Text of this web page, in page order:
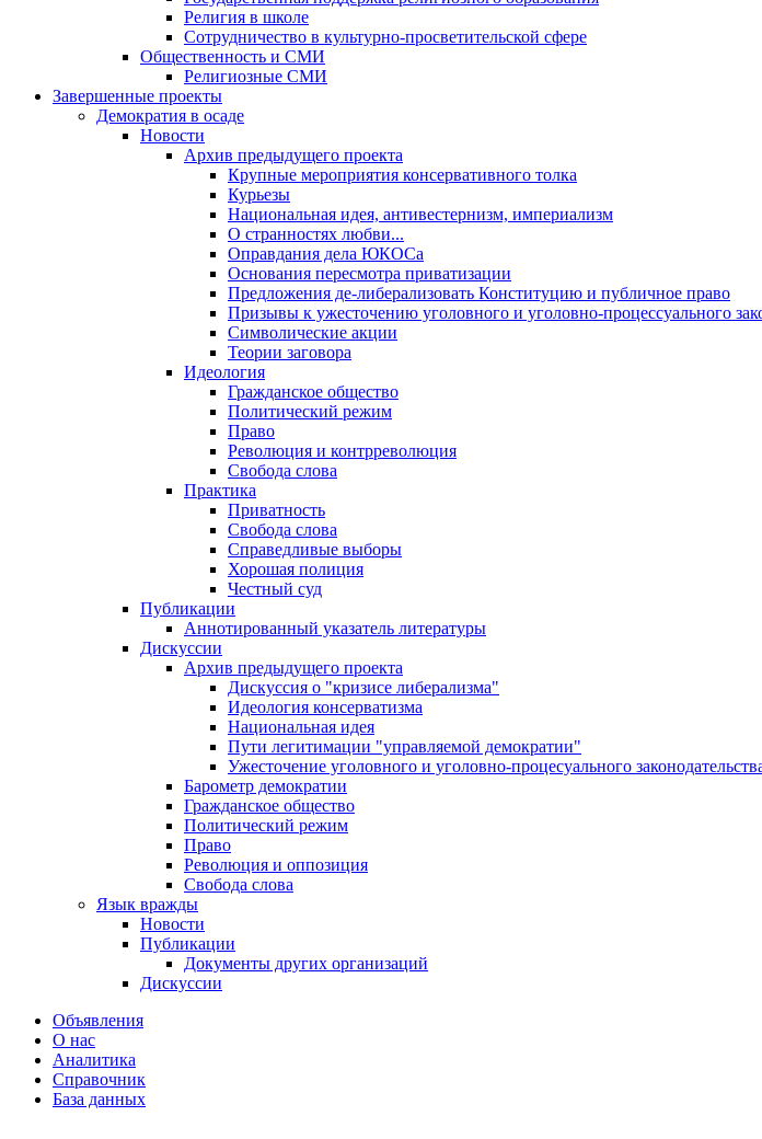
Религия в школе
Сотрудничество в культурно-просветительской сфере
Общественность и СМИ
Религиозные СМИ
Завершенные проекты
Демократия в осаде
Новости
Архив предыдущего проекта
Крупные мероприятия консервативного толка
Курьезы
Национальная идея, антивестернизм, империализм
О странностях любви...
Оправдания дела ЮКОСа
Основания пересмотра приватизации
Предложения де-либерализовать Конституцию и публичное право
Призывы к ужесточению уголовного и уголовно-процессуального
Символические акции
Теории заговора
Идеология
Гражданское общество
Политический режим
Право
Революция и контрреволюция
Свобода слова
Практика
Приватность
Свобода слова
Справедливые выборы
Хорошая полиция
Честный суд
Публикации
Аннотированный указатель литературы
Дискуссии
Архив предыдущего проекта
Дискуссия о "кризисе либерализма"
Идеология консерватизма
Национальная идея
Пути легитимации "управляемой демократии"
Ужесточение уголовного и уголовно-процесуального
Барометр демократии
Гражданское общество
Политический режим
Право
Революция и оппозиция
Свобода слова
Язык вражды
Новости
Публикации
Документы других организаций
Дискуссии
Объявления
О нас
Аналитика
Справочник
База данных